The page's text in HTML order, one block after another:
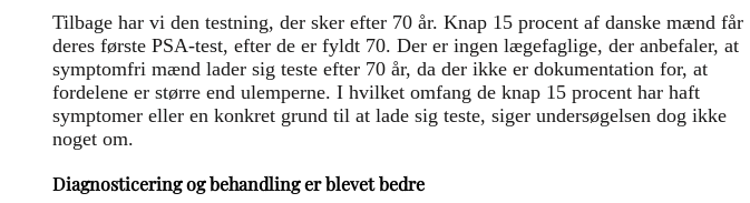
Tilbage har vi den testning, der sker efter 70 år. Knap 15 procent af danske mænd får
deres første PSA-test, efter de er fyldt 70. Der er ingen lægefaglige, der anbefaler, at
symptomfri mænd lader sig teste efter 70 år, da der ikke er dokumentation for, at
fordelene er større end ulemperne. I hvilket omfang de knap 15 procent har haft
symptomer eller en konkret grund til at lade sig teste, siger undersøgelsen dog ikke
noget om.
Diagnosticering og behandling er blevet bedre